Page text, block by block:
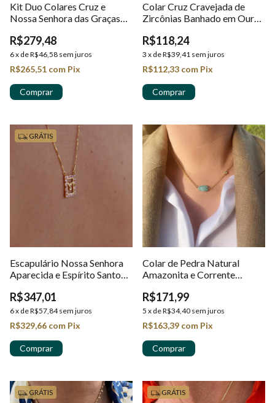
Kit Duo Colares Cruz e
Nossa Senhora das Graças
R$279,48
6x deR$46,58 sem juros
R$265,51 com Pix
Colar Cruz Cravejada de
Zircônias Banhado em Ouro
R$118,24
3 x deR$39,41 sem juros
R$112,33 com Pix
GRÁTIS
Escapulário Nossa Senhora
Aparecida e Espírito Santo
R$347,01
6x deR$57,84 sem juros
R$329,66 com Pix
Colar de Pedra Natural
Amazonita e Corrente
R$171,99
5 x deR$34,40 sem juros
R$163,39 com Pix
GRÁTIS GRÁTIS